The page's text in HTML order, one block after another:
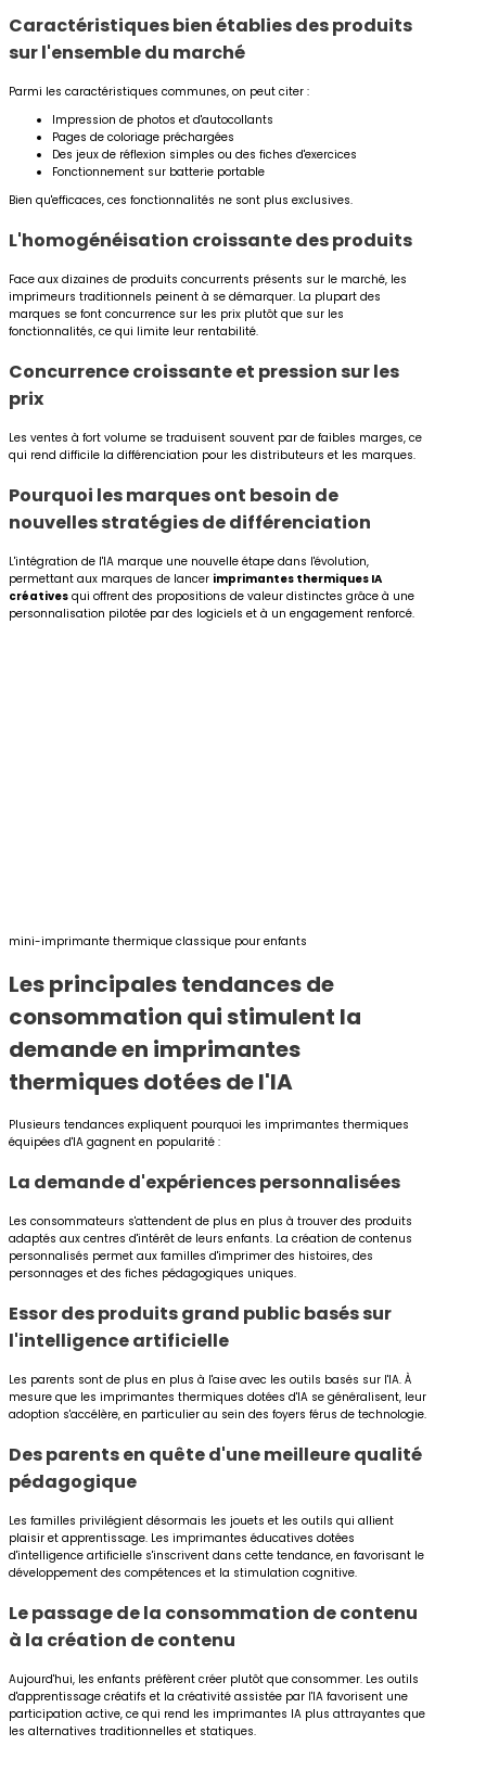
Caractéristiques bien établies des produits
sur l'ensemble du marché
Parmi les caractéristiques communes, on peut citer :
Impression de photos et d'autocollants
Pages de coloriage préchargées
Des jeux de réflexion simples ou des fiches d'exercices
Fonctionnement sur batterie portable
Bien qu'efficaces, ces fonctionnalités ne sont plus exclusives.
L'homogénéisation croissante des produits
Face aux dizaines de produits concurrents présents sur le marché, les
imprimeurs traditionnels peinent à se démarquer. La plupart des
marques se font concurrence sur les prix plutôt que sur les
fonctionnalités, ce qui limite leur rentabilité.
Concurrence croissante et pression sur les
prix
Les ventes à fort volume se traduisent souvent par de faibles marges, ce
qui rend difficile la différenciation pour les distributeurs et les marques.
Pourquoi les marques ont besoin de
nouvelles stratégies de différenciation
L'intégration de l'IA marque une nouvelle étape dans l'évolution,
permettant aux marques de lancer imprimantes thermiques IA
créatives qui offrent des propositions de valeur distinctes grâce à une
personnalisation pilotée par des logiciels et à un engagement renforcé.
mini-imprimante thermique classique pour enfants
Les principales tendances de
consommation qui stimulent la
demande en imprimantes
thermiques dotées de l'IA
Plusieurs tendances expliquent pourquoi les imprimantes thermiques
équipées d'IA gagnent en popularité :
La demande d'expériences personnalisées
Les consommateurs s'attendent de plus en plus à trouver des produits
adaptés aux centres d'intérêt de leurs enfants. La création de contenus
personnalisés permet aux familles d'imprimer des histoires, des
personnages et des fiches pédagogiques uniques.
Essor des produits grand public basés sur
l'intelligence artificielle
Les parents sont de plus en plus à l'aise avec les outils basés sur l'IA. À
mesure que les imprimantes thermiques dotées d'IA se généralisent, leur
adoption s'accélère, en particulier au sein des foyers férus de technologie.
Des parents en quête d'une meilleure qualité
pédagogique
Les familles privilégient désormais les jouets et les outils qui allient
plaisir et apprentissage. Les imprimantes éducatives dotées
d'intelligence artificielle s'inscrivent dans cette tendance, en favorisant le
développement des compétences et la stimulation cognitive.
Le passage de la consommation de contenu
à la création de contenu
Aujourd'hui, les enfants préfèrent créer plutôt que consommer. Les outils
d'apprentissage créatifs et la créativité assistée par l'IA favorisent une
participation active, ce qui rend les imprimantes IA plus attrayantes que
les alternatives traditionnelles et statiques.